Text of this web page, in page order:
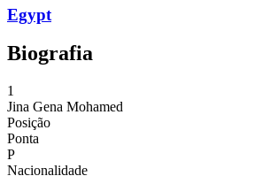
Egypt
Biografia
1
Jina Gena Mohamed
Posição
Ponta
P
Nacionalidade